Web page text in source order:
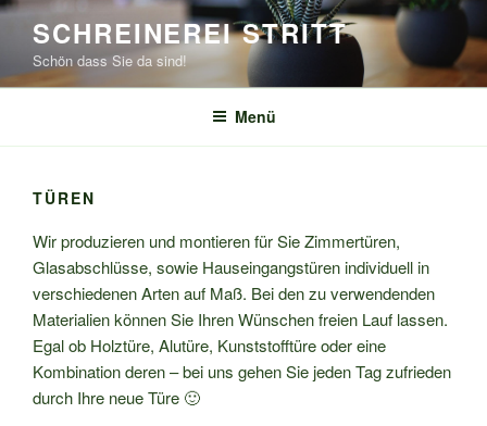
Zum
Inhalt
springen
SCHREINEREI STRITT
Schön dass Sie da sind!
Menü
TÜREN
Wir produzieren und montieren für Sie Zimmertüren,
Glasabschlüsse, sowie Hauseingangstüren individuell in
verschiedenen Arten auf Maß. Bei den zu verwendenden
Materialien können Sie Ihren Wünschen freien Lauf lassen.
Egal ob Holztüre, Alutüre, Kunststofftüre oder eine
Kombination deren – bei uns gehen Sie jeden Tag zufrieden
durch Ihre neue Türe 🙂